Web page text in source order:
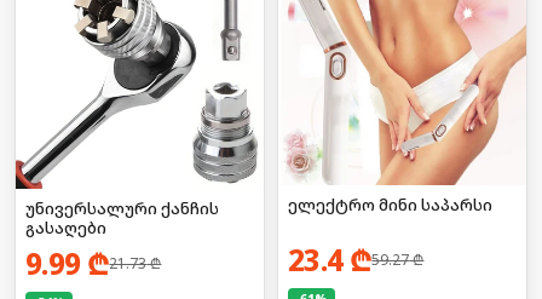
უნივერსალური ქანჩის
გასაღები
9.99 ₾21.73₾
ელექტრო მინი საპარსი
23.4₾59.27₾